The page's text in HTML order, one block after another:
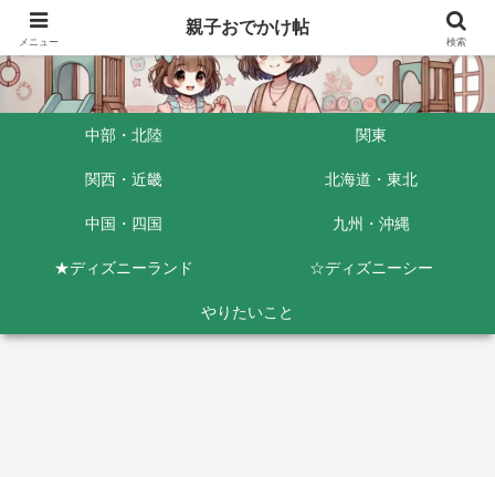
中部・北陸 関東
関西・近畿 北海道・東北
中国・四国 九州・沖縄
★ディズニーランド ☆ディズニーシー
やりたいこと
メニュー
親子おでかけ帖
検索